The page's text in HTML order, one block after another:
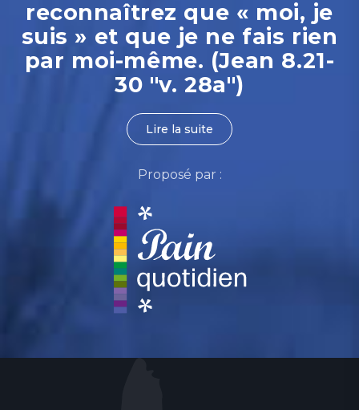
reconnaîtrez que « moi, je
suis » et que je ne fais rien
par moi-même. (Jean 8.21-
30 "v. 28a")
Lire la suite
Proposé par :